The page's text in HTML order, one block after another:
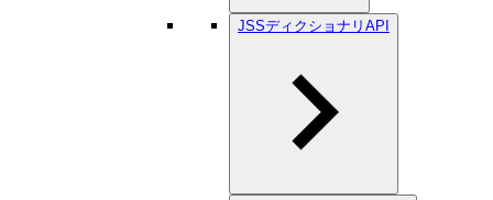
JSSディクショナリAPI